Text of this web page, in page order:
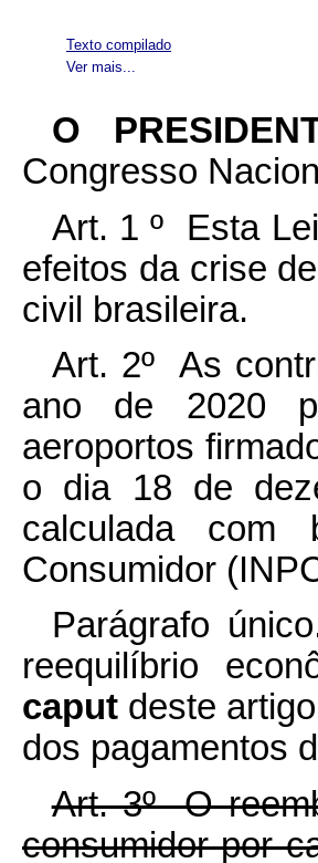
Ver mais...
Texto compilado
O
Congresso
Art. 1 º Esta
efeitos da crise
civil brasileira.
Art. 2º As
ano de 2020
aeroportos
o dia 18 de
calculada
Consumidor
Parágrafo
reequilíbrio
caput deste
dos pagamentos
Art. 3º O
consumidor por